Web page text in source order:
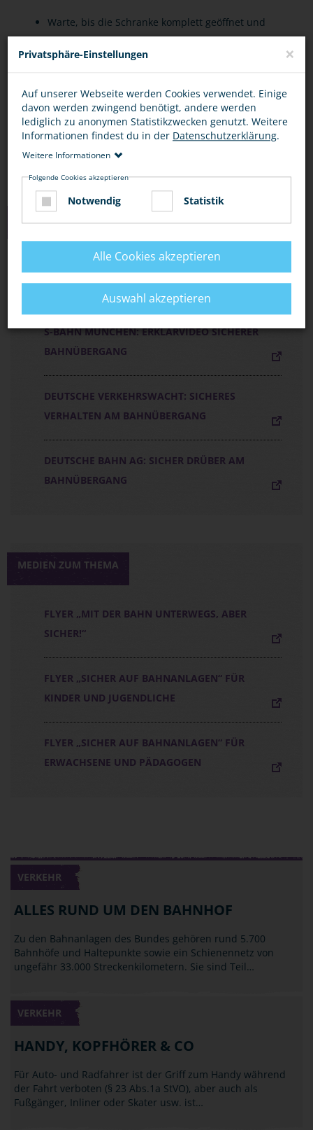
Warte, bis die Schranke komplett geöffnet und
rennen oder zu fahren!
Schiebe dein Fahrrad oder deinen Roller über
den Übergang.
DER KLEINE ICE: ACHTUNG, BAHNÜBERGANG!
DARAUF MUSST DU ACHTEN
S-BAHN MÜNCHEN: ERKLÄRVIDEO SICHERER
BAHNÜBERGANG
DEUTSCHE VERKEHRSWACHT: SICHERES
VERHALTEN AM BAHNÜBERGANG
DEUTSCHE BAHN AG: SICHER DRÜBER AM
BAHNÜBERGANG
MEDIEN ZUM THEMA
FLYER „MIT DER BAHN UNTERWEGS, ABER
SICHER!“
FLYER „SICHER AUF BAHNANLAGEN“ FÜR
KINDER UND JUGENDLICHE
FLYER „SICHER AUF BAHNANLAGEN“ FÜR
ERWACHSENE UND PÄDAGOGEN
VERKEHR
ALLES RUND UM DEN BAHNHOF
Zu den Bahnanlagen des Bundes gehören rund 5.700
Bahnhöfe und Haltepunkte sowie ein Schienennetz von
ungefähr 33.000 Streckenkilometern. Sie sind Teil…
VERKEHR
HANDY, KOPFHÖRER & CO
Für Auto- und Radfahrer ist der Griff zum Handy während
der Fahrt verboten (§ 23 Abs.1a StVO), aber auch als
Fußgänger, Inliner oder Skater usw. ist…
Privatsphäre-Einstellungen ×
Auf unserer Webseite werden Cookies verwendet. Einige
davon werden zwingend benötigt, andere werden
lediglich zu anonymen Statistikzwecken genutzt. Weitere
Informationen findest du in der Datenschutzerklärung.
Weitere Informationen
Folgende Cookies akzeptieren
Notwendig Statistik
Alle Cookies akzeptieren
Auswahl akzeptieren